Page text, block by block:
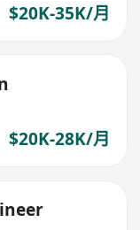
$20K-35K/月
$20K-28K/月